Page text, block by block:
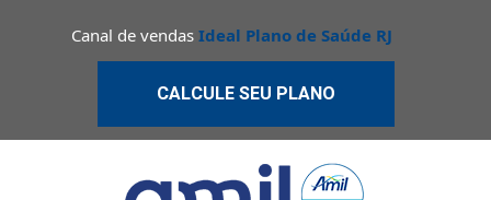
Canal de vendas Ideal Plano de Saúde RJ
CALCULE SEU PLANO